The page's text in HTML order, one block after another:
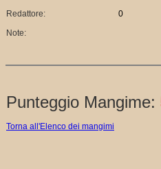
Redattore:
0
Note:
Punteggio Mangime:
Torna all'Elenco dei mangimi